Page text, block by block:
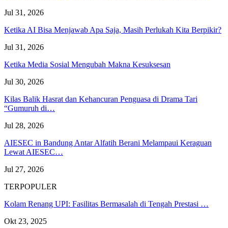
Jul 31, 2026
Ketika AI Bisa Menjawab Apa Saja, Masih Perlukah Kita Berpikir?
Jul 31, 2026
Ketika Media Sosial Mengubah Makna Kesuksesan
Jul 30, 2026
Kilas Balik Hasrat dan Kehancuran Penguasa di Drama Tari
“Gumuruh di…
Jul 28, 2026
AIESEC in Bandung Antar Alfatih Berani Melampaui Keraguan
Lewat AIESEC…
Jul 27, 2026
TERPOPULER
Kolam Renang UPI: Fasilitas Bermasalah di Tengah Prestasi …
Okt 23, 2025